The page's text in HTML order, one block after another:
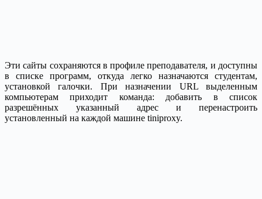
Эти сайты сохраняются в профиле преподавателя, и доступны
в списке программ, откуда легко назначаются студентам,
установкой галочки. При назначении URL выделенным
компьютерам приходит команда: добавить в список
разрешённых указанный адрес и перенастроить
установленный на каждой машине tiniproxy.